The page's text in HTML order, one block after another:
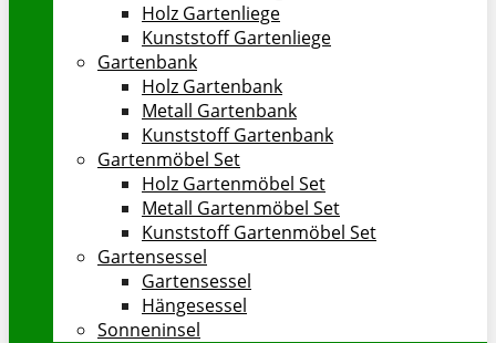
Holz Gartenliege
Kunststoff Gartenliege
Gartenbank
Holz Gartenbank
Metall Gartenbank
Kunststoff Gartenbank
Gartenmöbel Set
Holz Gartenmöbel Set
Metall Gartenmöbel Set
Kunststoff Gartenmöbel Set
Gartensessel
Gartensessel
Hängesessel
Sonneninsel